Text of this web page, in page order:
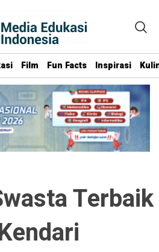
Film Fun Facts Inspirasi
Terbaik